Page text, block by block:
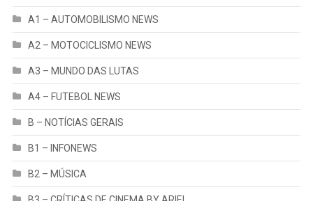
A1 – AUTOMOBILISMO NEWS
A2 – MOTOCICLISMO NEWS
A3 – MUNDO DAS LUTAS
A4 – FUTEBOL NEWS
B – NOTÍCIAS GERAIS
B1 – INFONEWS
B2 – MÚSICA